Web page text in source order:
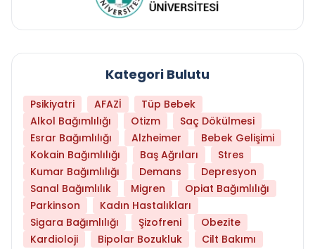
Kategori Bulutu
Psikiyatri AFAZİ
Tüp Bebek
Alkol Bağımlılığı
Otizm
Saç Dökülmesi
Esrar Bağımlılığı
Alzheimer
Bebek Gelişimi
Kokain Bağımlılığı
Baş Ağrıları
Stres
Kumar Bağımlılığı
Demans
Depresyon
Sanal Bağımlılık
Migren
Opiat Bağımlılığı
Parkinson
Kadın Hastalıkları
Sigara Bağımlılığı
Şizofreni
Obezite
Kardioloji
Bipolar Bozukluk Cilt Bakımı